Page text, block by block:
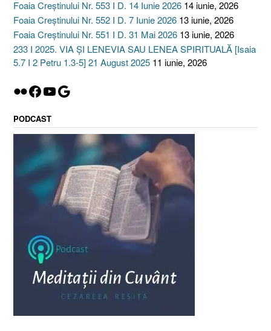
Foaia Creștinului Nr. 553 I D. 14 Iunie 2026 14 iunie, 2026
Foaia Creștinului Nr. 552 I D. 7 Iunie 2026 13 iunie, 2026
Foaia Creștinului Nr. 551 I D. 31 Mai 2026 13 iunie, 2026
233 I 2025. VIA ȘI LENEVIA SAU LENEA SPIRITUALĂ [Isaia
5.7 I 2 Petru 1.3-5] 21 August 2025 11 iunie, 2026
Flickr
Facebook
YouTube
Google
PODCAST